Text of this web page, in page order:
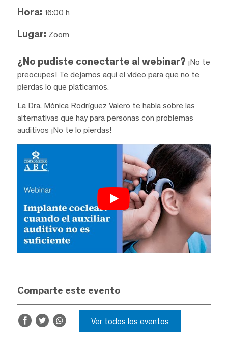
Hora: 16:00 h
Lugar: Zoom
¿No pudiste conectarte al webinar? ¡No te
preocupes! Te dejamos aquí el video para que no te
pierdas lo que platicamos.
La Dra. Mónica Rodríguez Valero te habla sobre las
alternativas que hay para personas con problemas
auditivos ¡No te lo pierdas!
Comparte este evento
Ver todos los eventos